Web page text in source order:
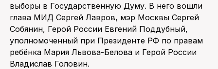
выборы в Государственную Думу. В него вошли
глава МИД Сергей Лавров, мэр Москвы Сергей
Собянин, Герой России Евгений Поддубный,
уполномоченный при Президенте РФ по правам
ребёнка Мария Львова-Белова и Герой России
Владислав Головин.